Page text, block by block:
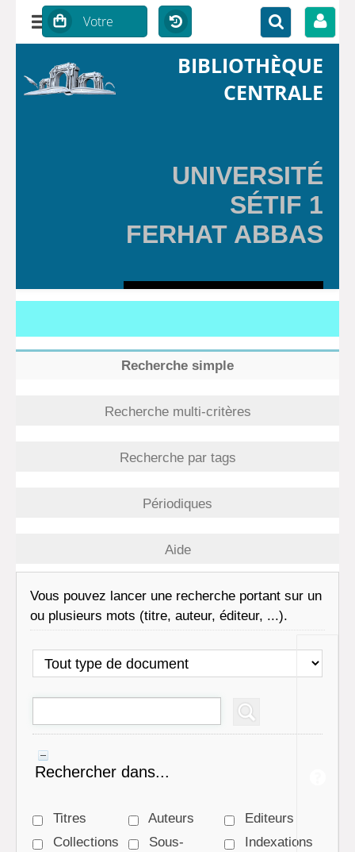
BIBLIOTHÈQUE
CENTRALE
UNIVERSITÉ
SÉTIF 1
FERHAT ABBAS
Recherche simple
Recherche multi-critères
Recherche par tags
Périodiques
Aide
Vous pouvez lancer une recherche portant sur un
ou plusieurs mots (titre, auteur, éditeur, ...).
Rechercher dans...
Titres Auteurs
Editeurs
Collections
Sous-
Indexations